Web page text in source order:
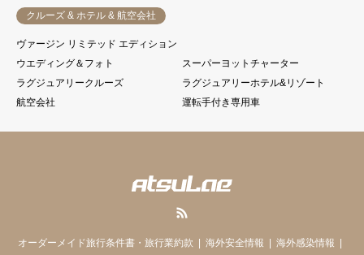
クルーズ & ホテル & 航空会社
ヴァージン リミテッド エディション
ウエディング＆フォト
スーパーヨットチャーター
ラグジュアリークルーズ
ラグジュアリーホテル&リゾート
航空会社
運転手付き専用車
オーダーメイド旅行条件書・旅行業約款 海外安全情報 海外感染情報